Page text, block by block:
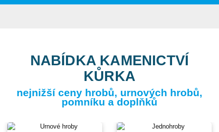
NABÍDKA KAMENICTVÍ
KŮRKA
nejnižší ceny hrobů, urnových hrobů,
pomníku a doplňků